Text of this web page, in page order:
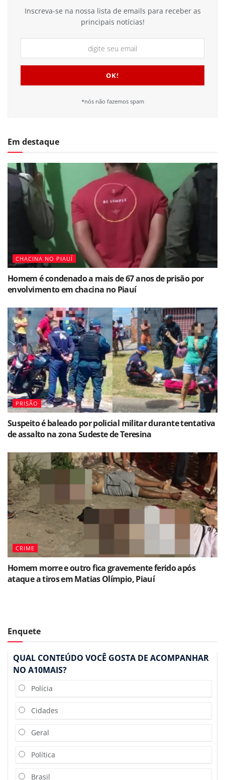
Inscreva-se na nossa lista de emails para receber as
principais notícias!
*nós não fazemos spam
Em destaque
CHACINA NO PIAUÍ
Homem é condenado a mais de 67 anos de prisão por
envolvimento em chacina no Piauí
PRISÃO
Suspeito é baleado por policial militar durante tentativa
de assalto na zona Sudeste de Teresina
CRIME
Homem morre e outro fica gravemente ferido após
ataque a tiros em Matias Olímpio, Piauí
Enquete
QUAL CONTEÚDO VOCÊ GOSTA DE ACOMPANHAR
NO A10MAIS?
Polícia
Cidades
Geral
Política
Brasil